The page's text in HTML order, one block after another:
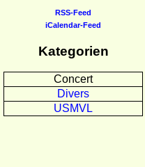
RSS-Feed
iCalendar-Feed
Kategorien
Concert
Divers
USMVL